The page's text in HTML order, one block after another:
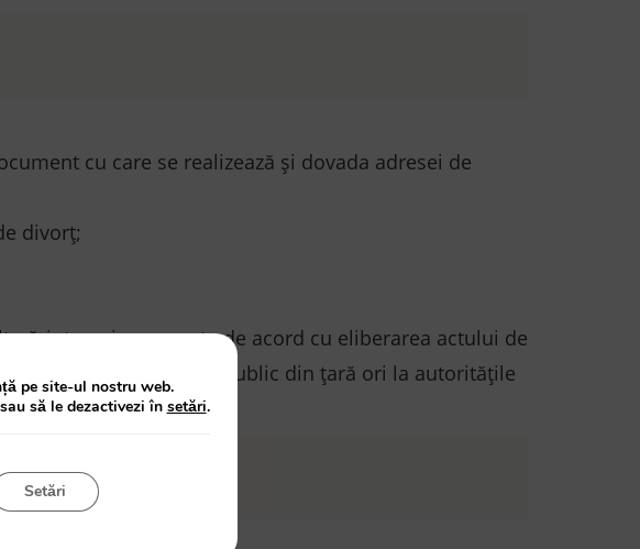
cu care se realizează și dovada adresei de
divorț;
părinte, prin care este de acord cu eliberarea actului de
se află, la notarul public din ţară ori la autorităţile
pe site-ul nostru web.
să le dezactivezi în setări.
Setări